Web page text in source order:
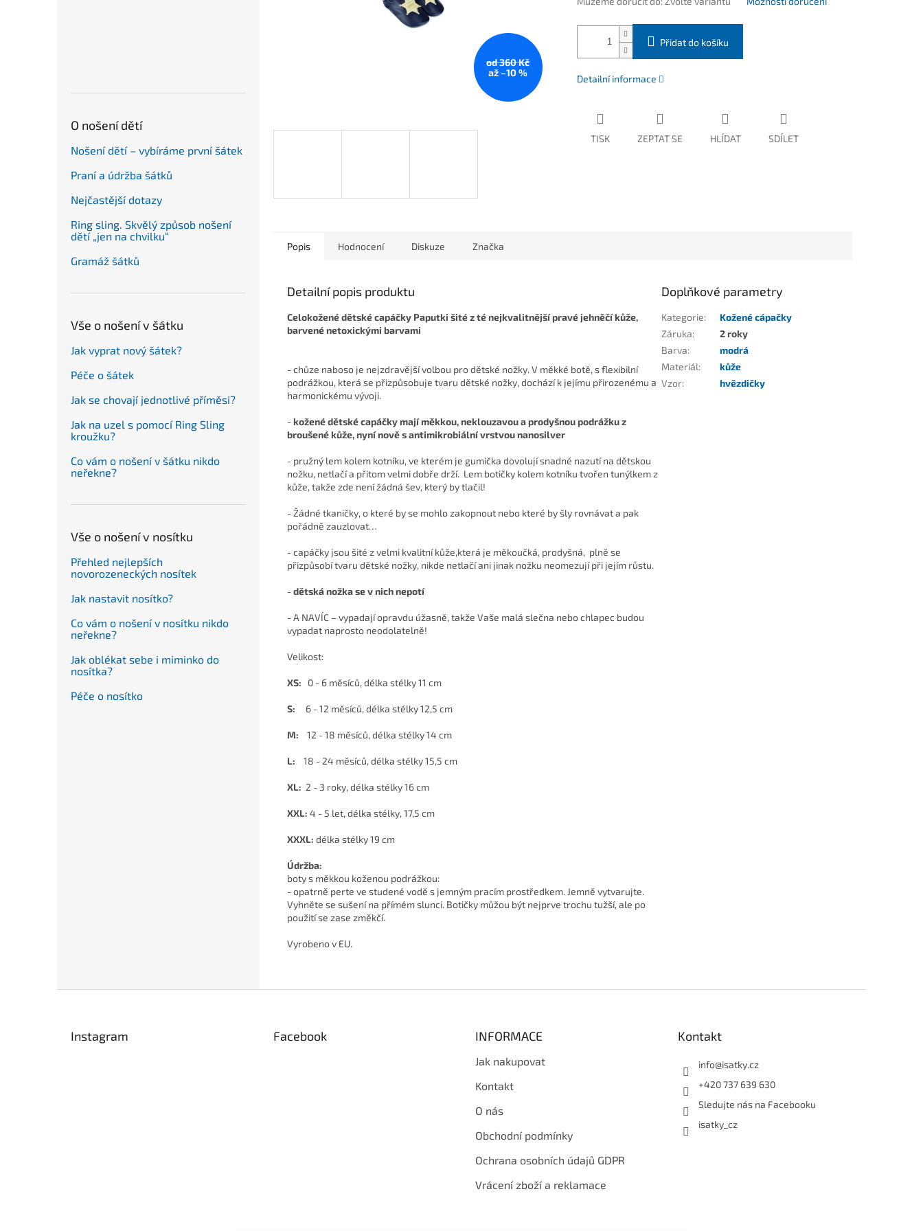
O nošení dětí
Nošení dětí – vybíráme první šátek
Praní a údržba šátků
Nejčastější dotazy
Ring sling. Skvělý způsob nošení
dětí „jen na chvilku“
Gramáž šátků
Vše o nošení v šátku
Jak vyprat nový šátek?
Péče o šátek
Jak se chovají jednotlivé příměsi?
Jak na uzel s pomocí Ring Sling
kroužku?
Co vám o nošení v šátku nikdo
neřekne?
Vše o nošení v nosítku
Přehled nejlepších
novorozeneckých nosítek
Jak nastavit nosítko?
Co vám o nošení v nosítku nikdo
neřekne?
Jak oblékat sebe i miminko do
nosítka?
Péče o nosítko
od 360 Kč
až –10 %
Přidat do košíku
Detailní informace
TISK ZEPTAT SE HLÍDAT SDÍLET
Popis Hodnocení Diskuze Značka
Detailní popis produktu
Celokožené dětské capáčky Paputki šité z té nejkvalitnější pravé jehněčí kůže,
barvené netoxickými barvami
- chůze naboso je nejzdravější volbou pro dětské nožky. V měkké botě, s flexibilní
podrážkou, která se přizpůsobuje tvaru dětské nožky, dochází k jejímu přirozenému a
harmonickému vývoji.
-kožené dětské capáčky mají měkkou, neklouzavou a prodyšnou podrážku z
broušené kůže, nyní nově s antimikrobiální vrstvou nanosilver
- pružný lem kolem kotníku, ve kterém je gumička dovolují snadné nazutí na dětskou
nožku, netlačí a přitom velmi dobře drží. Lem botičky kolem kotníku tvořen tunýlkem z
kůže, takže zde není žádná šev, který by tlačil!
- Žádné tkaničky, o které by se mohlo zakopnout nebo které by šly rovnávat a pak
pořádně zauzlovat…
- capáčky jsou šité z velmi kvalitní kůže,která je měkoučká, prodyšná, plně se
přizpůsobí tvaru dětské nožky, nikde netlačí ani jinak nožku neomezují při jejím růstu.
-dětská nožka se v nich nepotí
- A NAVÍC – vypadají opravdu úžasně, takže Vaše malá slečna nebo chlapec budou
vypadat naprosto neodolatelně!
Velikost:
XS: 0 - 6 měsíců, délka stélky 11 cm
S: 6 - 12 měsíců, délka stélky 12,5 cm
M: 12 - 18 měsíců, délka stélky 14 cm
L: 18 - 24 měsíců, délka stélky 15,5 cm
XL: 2 - 3 roky, délka stélky 16 cm
XXL: 4 - 5 let, délka stélky, 17,5 cm
XXXL: délka stélky 19 cm
Údržba:
boty s měkkou koženou podrážkou:
- opatrně perte ve studené vodě s jemným pracím prostředkem. Jemně vytvarujte.
Vyhněte se sušení na přímém slunci. Botičky můžou být nejprve trochu tužší, ale po
použití se zase změkčí.
Vyrobeno v EU.
Doplňkové parametry
Kategorie:
Kožené cápačky
Záruka:
2 roky
Barva:
modrá
Materiál:
kůže
Vzor: hvězdičky
Instagram Facebook INFORMACE
Jak nakupovat
Kontakt
O nás
Obchodní podmínky
Ochrana osobních údajů GDPR
Vrácení zboží a reklamace
Kontakt
info@isatky.cz
+420 737 639 630
Sledujte nás na Facebooku
isatky_cz